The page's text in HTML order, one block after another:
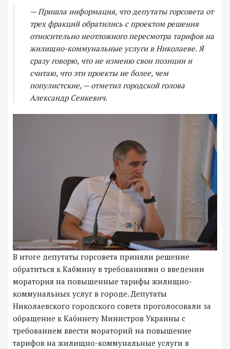
— Пришла информация, что депутаты горсовета от
трех фракций обратились с проектом решения
относительно неотложного пересмотра тарифов на
жилищно-коммунальные услуги в Николаеве. Я
сразу говорю, что не изменю свои позиции и
считаю, что эти проекты не более, чем
популистские, — отметил городской голова
Александр Сенкевич.
В итоге депутаты горсовета приняли решение
обратиться к Кабмину в требованиями о введении
моратория на повышенные тарифы жилищно-
коммунальных услуг в городе. Депутаты
Николаевского городского совета проголосовали за
обращение к Кабинету Министров Украины с
требованием ввести мораторий на повышение
тарифов на жилищно-коммунальные услуги в